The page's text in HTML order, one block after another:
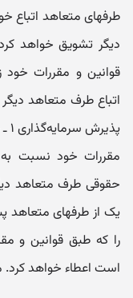
طرفهای متعاهد اتباع
قوانین و مقررات
مقررات خود نسبت
یک از طرفهای متعاهد
را که طبق قوانین و
است اعطاء خواهد کرد. ماده ۴ ـ حمایت از